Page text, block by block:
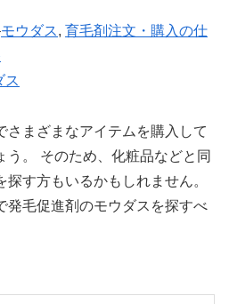
モウダス, 育毛剤注文・購入の仕
ス
さまざまなアイテムを購入して
う。 そのため、化粧品などと同
探す方もいるかもしれません。
発毛促進剤のモウダスを探すべ